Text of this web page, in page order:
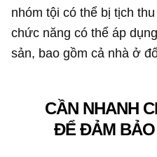
nhóm tội có thể bị tịch
chức năng có thể áp
sản, bao gồm cả nhà ở
CẦN NHANH
ĐỂ ĐẢM BẢO